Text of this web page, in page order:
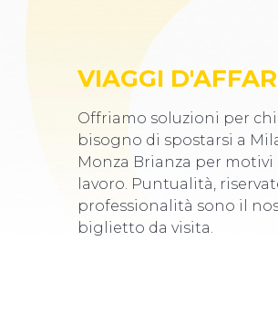
VIAGGI
Offriamo soluzioni per chi
bisogno di spostarsi a
Monza Brianza per motivi
lavoro. Puntualità,
professionalità sono il
biglietto da visita.